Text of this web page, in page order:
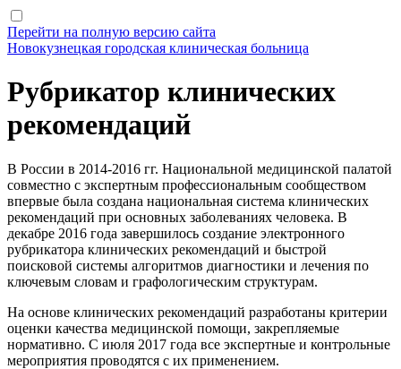
Перейти на полную версию сайта
Новокузнецкая городская клиническая больница
Рубрикатор клинических
рекомендаций
В России в 2014-2016 гг. Национальной медицинской палатой
совместно с экспертным профессиональным сообществом
впервые была создана национальная система клинических
рекомендаций при основных заболеваниях человека. В
декабре 2016 года завершилось создание электронного
рубрикатора клинических рекомендаций и быстрой
поисковой системы алгоритмов диагностики и лечения по
ключевым словам и графологическим структурам.
На основе клинических рекомендаций разработаны критерии
оценки качества медицинской помощи, закрепляемые
нормативно. С июля 2017 года все экспертные и контрольные
мероприятия проводятся с их применением.